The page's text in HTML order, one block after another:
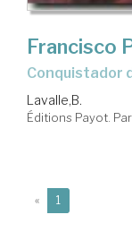
Francisco
conquistador
Lavalle,B.
Éditions Payot.
« 1